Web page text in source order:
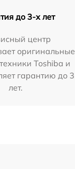
до 3-х лет
центр
оригинальные
Toshiba и
гарантию до 3
лет.